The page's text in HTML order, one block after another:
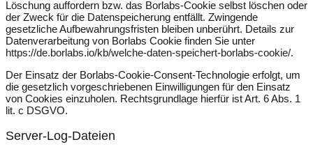
Löschung auffordern bzw. das Borlabs-Cookie selbst löschen oder
der Zweck für die Datenspeicherung entfällt. Zwingende
gesetzliche Aufbewahrungsfristen bleiben unberührt. Details zur
Datenverarbeitung von Borlabs Cookie finden Sie unter
https://de.borlabs.io/kb/welche-daten-speichert-borlabs-cookie/.
Der Einsatz der Borlabs-Cookie-Consent-Technologie erfolgt, um
die gesetzlich vorgeschriebenen Einwilligungen für den Einsatz
von Cookies einzuholen. Rechtsgrundlage hierfür ist Art. 6 Abs. 1
lit. c DSGVO.
Server-Log-Dateien